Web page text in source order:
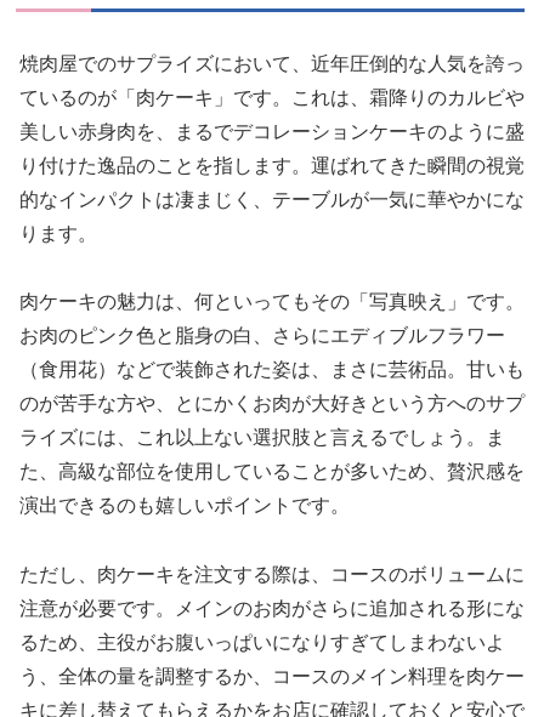
焼肉屋でのサプライズにおいて、近年圧倒的な人気を誇っ
ているのが「肉ケーキ」です。これは、霜降りのカルビや
美しい赤身肉を、まるでデコレーションケーキのように盛
り付けた逸品のことを指します。運ばれてきた瞬間の視覚
的なインパクトは凄まじく、テーブルが一気に華やかにな
ります。
肉ケーキの魅力は、何といってもその「写真映え」です。
お肉のピンク色と脂身の白、さらにエディブルフラワー
（食用花）などで装飾された姿は、まさに芸術品。甘いも
のが苦手な方や、とにかくお肉が大好きという方へのサプ
ライズには、これ以上ない選択肢と言えるでしょう。ま
た、高級な部位を使用していることが多いため、贅沢感を
演出できるのも嬉しいポイントです。
ただし、肉ケーキを注文する際は、コースのボリュームに
注意が必要です。メインのお肉がさらに追加される形にな
るため、主役がお腹いっぱいになりすぎてしまわないよ
う、全体の量を調整するか、コースのメイン料理を肉ケー
キに差し替えてもらえるかをお店に確認しておくと安心で